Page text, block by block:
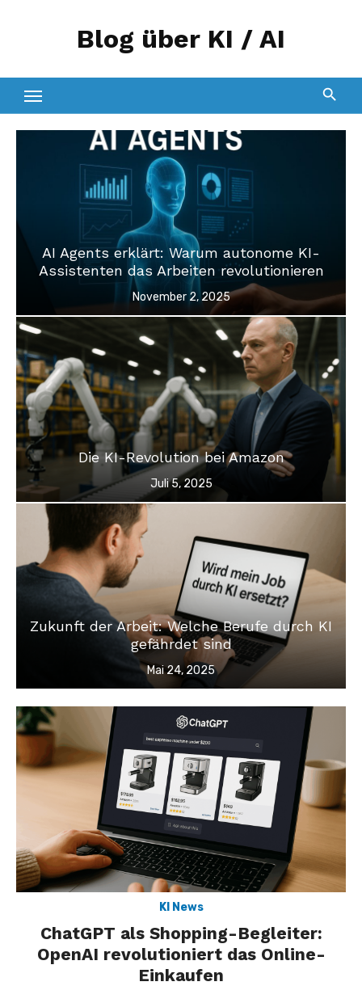
Blog über KI / AI
AI Agents erklärt: Warum autonome KI-
Assistenten das Arbeiten revolutionieren
Veröffentlicht
am
November 2, 2025
Die KI-Revolution bei Amazon
Veröffentlicht
am
Juli 5, 2025
Zukunft der Arbeit: Welche Berufe durch KI
gefährdet sind
Veröffentlicht
am
Mai 24, 2025
KI News
ChatGPT als Shopping-Begleiter:
OpenAI revolutioniert das Online-
Einkaufen